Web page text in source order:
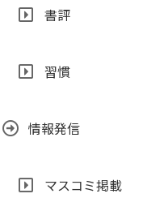
書評
習慣
情報発信
マスコミ掲載